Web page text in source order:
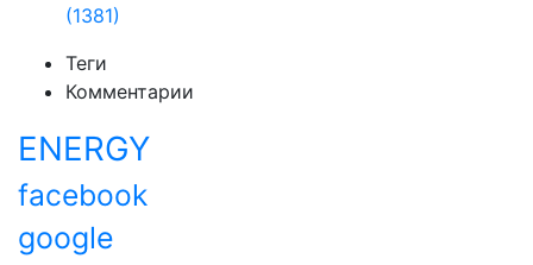
(1381)
Теги
Комментарии
ENERGY
facebook
google